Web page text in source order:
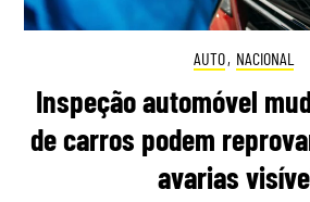
AUTO, NACIONAL
Inspeção automóvel
de carros podem
avarias